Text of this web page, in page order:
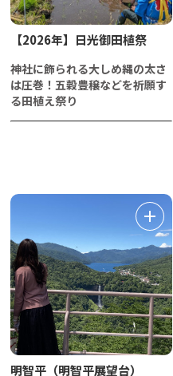
【2026年】日光御田植祭
神社に飾られる大しめ縄の太さ
は圧巻！五穀豊穣などを祈願す
る田植え祭り
明智平（明智平展望台）